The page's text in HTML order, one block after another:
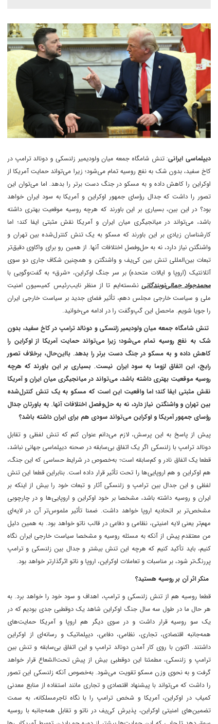
دیپلماسی ایرانی: تنش شامگاه جمعه میان ولودیمیر زلنسکی و دونالد ترامپ در
کاخ سفید، بدون شک به نفع روسیه تمام می‌شود؛ زیرا می‌تواند حمایت آمریکا از
اوکراین را کاهش داده و به مسکو ‌در جنگ دست برتر را بدهد. اما می‌توان این
تصور را داشت که جدال رؤسای جمهور اوکراین و آمریکا به سود ایران خواهد
بود؟ در این بین، بسیاری بر این باورند که هرچه روسیه موقعیت بهتری داشته
باشد، می‌تواند در میانجیگری میان ایران و آمریکا نقش مثبتی ایفا کند؛ اما
کارشناسان زیادی بر این باورند که مسکو به یک تنش کنترل‌شده بین تهران و
واشنگتن نیاز دارد، نه به حل‌وفصل اختلافات آنها. از همین رو برای واکاوی دقیق‌تر
تبعات بین‌المللی تنش بین کی‌یف و واشنگتن و همچنین شکاف جاری دو سوی
آتلانتیک (اروپا و ایالات متحده) بر سر جنگ اوکراین، «شرق» به گفت‌وگویی با
محمدجواد جمالی‌نوبندگانی نشسته‌ایم تا از منظر نایب‌رئیس کمیسیون امنیت
ملی و سیاست خارجی مجلس دهم، تأثیر فضای جدید بر سیاست خارجی ایران
را جویا شویم. ماحصل این گپ‌و‌گفت را در ادامه می‌خوانید.
تنش شامگاه جمعه میان ولودیمیر زلنسکی و دونالد ترامپ در کاخ سفید، بدون
شک به نفع روسیه تمام می‌شود؛ زیرا می‌تواند حمایت آمریکا از اوکراین را
کاهش داده و به مسکو ‌در جنگ دست برتر را بدهد. بااین‌حال، برخلاف تصور
رایج، این اتفاق لزوما به سود ایران نیست. بسیاری بر این باورند که هرچه
روسیه موقعیت بهتری داشته باشد، می‌تواند در میانجیگری میان ایران و آمریکا
نقش مثبتی ایفا کند؛ اما واقعیت این است که مسکو به یک تنش کنترل‌شده
بین تهران و واشنگتن نیاز دارد، نه به حل‌وفصل اختلافات آنها. به باورتان جدال
رؤسای جمهور آمریکا و اوکراین می‌تواند سودی هم برای ایران داشته باشد؟
پیش از پاسخ به این پرسش‌، لازم می‌دانم ‌عنوان کنم که تنش لفظی و تقابل
دونالد ترامپ با زلنسکی اگر یک اتفاق بی‌سابقه در صحنه دیپلماسی جهانی نباشد،
قطعا یک اتفاق نادر و کم‌سابقه است؛ به‌خصوص در شرایط حساسی که این جنگ،
هم اوکراین و هم اروپایی‌ها را تحت تأثیر قرار داده است. بنابراین قطعا این تنش
لفظی و این جدال بین ترامپ و زلنسکی آثار و تبعات خود را بیش از اینکه بر
ایران و روسیه داشته باشد، مشخصا بر خود اوکراین و اروپایی‌ها و در چارچوبی
مشخص‌تر بر اتحادیه اروپا خواهد داشت. ضمنا تأثیر ملموس‌تر آن در لایه‌ای
مهم‌تر یعنی لایه امنیتی، نظامی و دفاعی در قالب ناتو خواهد بود. به همین دلیل
من معتقدم پیش از آنکه به مسئله روسیه و مشخصا سیاست خارجی ایران نگاه
کنیم، باید تأکید کنیم که هرچه این تنش بیشتر و جدال بین زلنسکی و ترامپ
پررنگ‌تر شود، بر مناسبات و تعاملات اوکراین، اروپا و ناتو اثرگذارتر خواهد بود.
منکر اثر آن بر روسیه هستید؟
قطعا روسیه هم از تنش زلنسکی و ترامپ، اهداف و سود خود را خواهد برد. به
هر حال ما در طول سه سال جنگ اوکراین شاهد یک دوقطبی جدی بودیم که در
یک سو روسیه قرار داشت و در سوی دیگر هم اروپا و آمریکا حمایت‌های
همه‌جانبه اقتصادی، تجاری، نظامی، دفاعی، دیپلماتیک و رسانه‌ای از اوکراین
داشتند. اکنون با روی کار آمدن دونالد ترامپ و این اتفاق بی‌سابقه و‌ تنش بین
ترامپ و زلنسکی، مطمئنا این دوقطبی بیش از پیش تحت‌الشعاع قرار خواهد
گرفت و به نحوی وزن مسکو تقویت می‌شود. به‌خصوص آنکه زلنسکی این تصور
را داشت که می‌تواند با پیشنهاد اقتصادی و تجاری مانند استفاده از منابع معدنی
کمیاب در اوکراین، آمریکا و شخص ترامپ را با نگاه تاجرمسلکانه، به سمت
تضمین‌های امنیتی اوکراین، پذیرش کی‌یف در ناتو و تقابل همه‌جانبه با روسیه